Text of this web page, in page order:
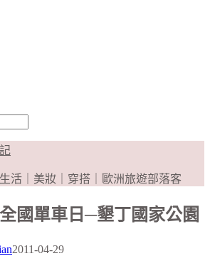
活｜美妝｜穿搭｜歐洲旅遊部落客
國單車日─墾丁國家公園
2011-04-29